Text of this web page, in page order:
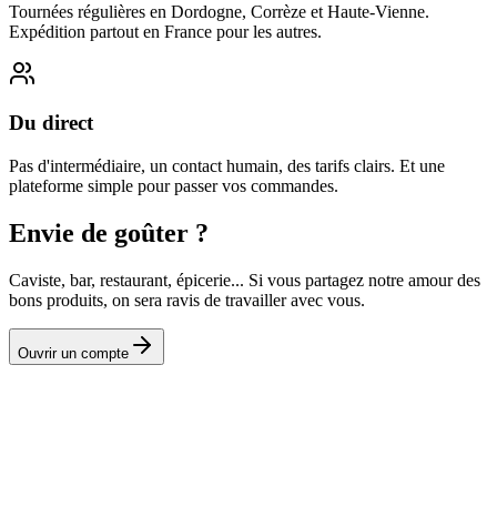
Tournées régulières en Dordogne, Corrèze et Haute-Vienne.
Expédition partout en France pour les autres.
Du direct
Pas d'intermédiaire, un contact humain, des tarifs clairs. Et une
plateforme simple pour passer vos commandes.
Envie de goûter ?
Caviste, bar, restaurant, épicerie... Si vous partagez notre amour des
bons produits, on sera ravis de travailler avec vous.
Ouvrir un compte